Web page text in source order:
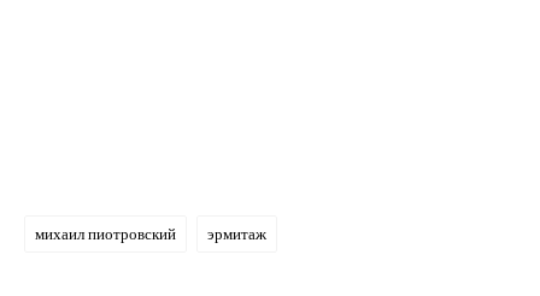
михаил пиотровский эрмитаж